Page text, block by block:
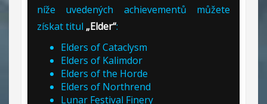
níže uvedených achievementů můžete
získat titul „Elder“:
Elders of Cataclysm
Elders of Kalimdor
Elders of the Horde
Elders of Northrend
Lunar Festival Finery